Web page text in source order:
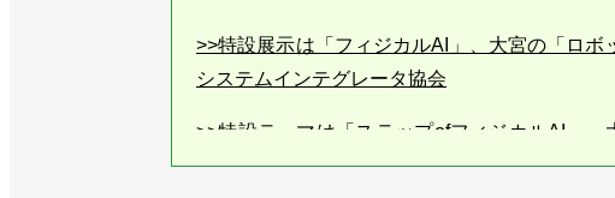
>>特設展示は「フィジカルAI」、大宮の「ロ
システムインテグレータ協会
>>特設テーマは「ステップofフィジカルAI」
テグレータ協会